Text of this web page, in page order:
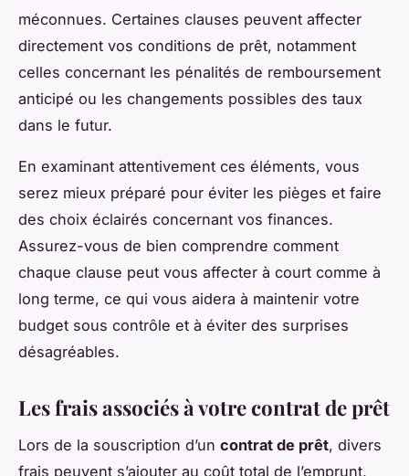
méconnues. Certaines clauses peuvent affecter
directement vos conditions de prêt, notamment
celles concernant les pénalités de remboursement
anticipé ou les changements possibles des taux
dans le futur.
En examinant attentivement ces éléments, vous
serez mieux préparé pour éviter les pièges et faire
des choix éclairés concernant vos finances.
Assurez-vous de bien comprendre comment
chaque clause peut vous affecter à court comme à
long terme, ce qui vous aidera à maintenir votre
budget sous contrôle et à éviter des surprises
désagréables.
Les frais associés à votre contrat de prêt
Lors de la souscription d’un contrat de prêt, divers
frais peuvent s’ajouter au coût total de l’emprunt,